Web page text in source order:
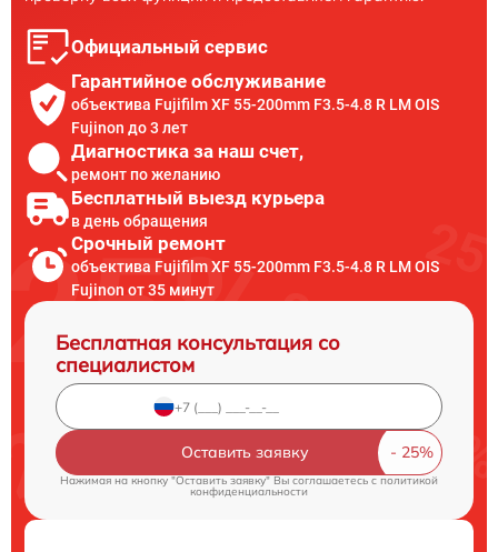
Официальный сервис
Гарантийное обслуживание
объектива Fujifilm XF 55-200mm F3.5-4.8 R LM OIS
Fujinon до 3 лет
Диагностика за наш счет,
ремонт по желанию
Бесплатный выезд курьера
в день обращения
Срочный ремонт
объектива Fujifilm XF 55-200mm F3.5-4.8 R LM OIS
Fujinon от 35 минут
Бесплатная консультация со
специалистом
Оставить заявку
Нажимая на кнопку "Оставить заявку" Вы соглашаетесь c политикой
конфиденциальности